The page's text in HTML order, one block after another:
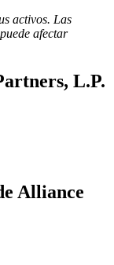
activos. Las
afectar
L.P.
Alliance